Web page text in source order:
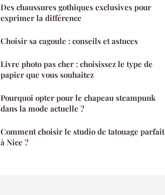
Des chaussures gothiques exclusives pour
exprimer la différence
Choisir sa cagoule : conseils et astuces
Livre photo pas cher : choisissez le type de
papier que vous souhaitez
Pourquoi opter pour le chapeau steampunk
dans la mode actuelle ?
Comment choisir le studio de tatouage parfait
à Nice ?